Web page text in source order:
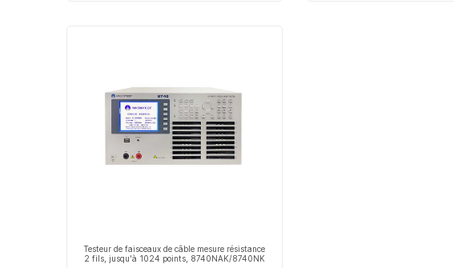
Testeur de faisceaux de câble mesure résistance
2 fils, jusqu'à 1024 points, 8740NAK/8740NK